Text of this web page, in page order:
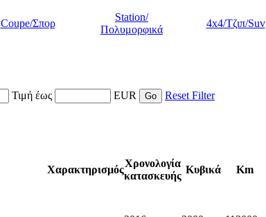
Coupe/Σπορ
Station/
Πολυμορφικά
4x4/Τζιπ/Suv
Τιμή έως EUR Reset Filter
Χαρακτηρισμός
Χρονολογία
κατασκευής
Κυβικά Km